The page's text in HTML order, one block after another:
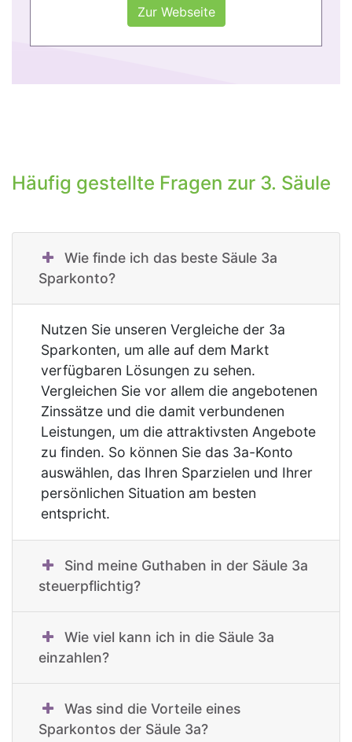
Zur Webseite
Häufig gestellte Fragen zur 3. Säule
Wie finde ich das beste Säule 3a
Sparkonto?
Nutzen Sie unseren Vergleiche der 3a
Sparkonten, um alle auf dem Markt
verfügbaren Lösungen zu sehen.
Vergleichen Sie vor allem die angebotenen
Zinssätze und die damit verbundenen
Leistungen, um die attraktivsten Angebote
zu finden. So können Sie das 3a-Konto
auswählen, das Ihren Sparzielen und Ihrer
persönlichen Situation am besten
entspricht.
Sind meine Guthaben in der Säule 3a
steuerpflichtig?
Wie viel kann ich in die Säule 3a
einzahlen?
Was sind die Vorteile eines
Sparkontos der Säule 3a?